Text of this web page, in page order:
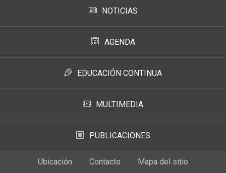
NOTICIAS
AGENDA
EDUCACIÓN CONTINUA
MULTIMEDIA
PUBLICACIONES
Ubicación Contacto Mapa del sitio